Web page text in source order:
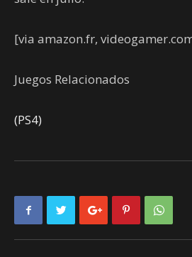
[via amazon.fr,
Juegos Relacionados
(PS4)